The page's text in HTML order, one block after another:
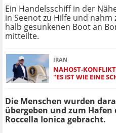
Ein Handelsschiff in der
in Seenot zu Hilfe und
halb gesunkenen Boot an
mitteilte.
IRAN
NAHOST-
"ES IST WIE EINE
Die Menschen wurden
übergeben und zum
Roccella Ionica gebracht.